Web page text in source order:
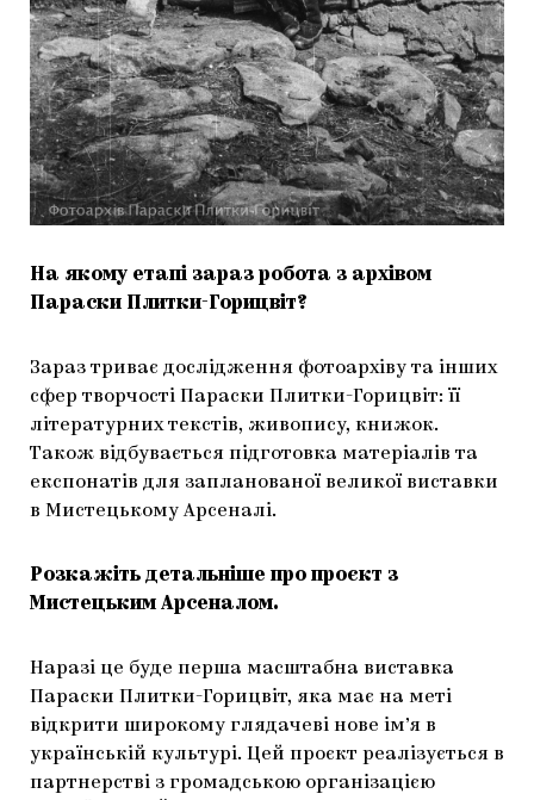
На якому етапі зараз робота з архівом
Параски Плитки-Горицвіт?
Зараз триває дослідження фотоархіву та інших
сфер творчості Параски Плитки-Горицвіт: її
літературних текстів, живопису, книжок.
Також відбувається підготовка матеріалів та
експонатів для запланованої великої виставки
в Мистецькому Арсеналі.
Розкажіть детальніше про проєкт з
Мистецьким Арсеналом.
Наразі це буде перша масштабна виставка
Параски Плитки-Горицвіт, яка має на меті
відкрити широкому глядачеві нове ім’я в
українській культурі. Цей проєкт реалізується в
партнерстві з громадською організацією